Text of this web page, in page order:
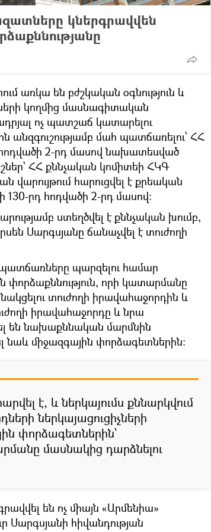
կներգրավվեն
առկա են բժշկական օգնություն և
կողմից մասնագիտական
ոչ պատշաճ կատարելու
անզգուշությամբ մահ պատճառելու՝ ՀՀ
2-րդ մասով նախատեսված
ՀՀ քննչական կոմիտեի ՀԿԳ
վարույթում հարուցվել է քրեական
130-րդ հոդվածի 2-րդ մասով:
ստեղծվել է քննչական խումբ,
Սարգսյանը ճանաչվել է տուժողի
պարզելու համար
որի կատարմանը
տուժողի իրավահաջորդին և
իրավահաջորդը և նրա
են նախաքննական մարմնին
նաև միջազգային փորձագետներին։
է, և ներկայումս քննարկվում
ներկայացուցիչների
փորձագետներին՝
մասնակից դարձնելու
են ոչ միայն «Արմենիա»
Սարգսյանի հիվանդության